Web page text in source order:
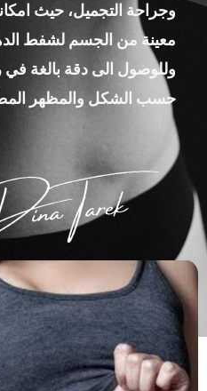
وجراحة التجميل، حيث
معينة من الجسم لشفط
وللوصول الى دقة بالغة
حسب الشكل والمظهر